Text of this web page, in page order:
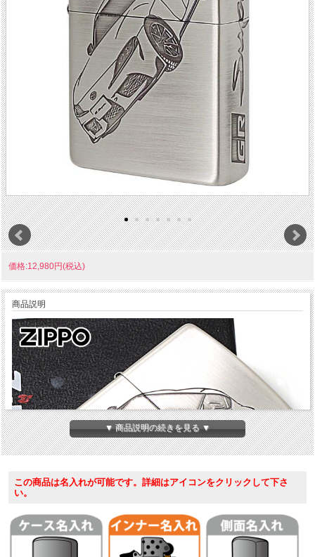
価格:12,980円(税込)
商品説明
▼ 商品説明の続きを見る ▼
この商品は名入れが可能です。詳細はアイコンをクリックして下さ
い。